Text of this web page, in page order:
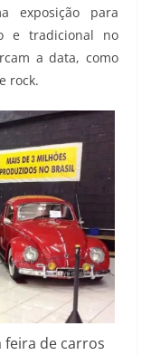
exposição para
e tradicional no
a data, como
rock.
feira de carros